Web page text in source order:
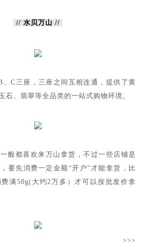
// 水贝万山 //
、C三座，三座之间互相连通，提供了黄
石、翡翠等全品类的一站式购物环境。
般都喜欢来万山拿货，不过一些店铺是
要先消费一定金额“开户”才能拿货，比
满50g(大约2万多）才可以按批发价拿
>>>